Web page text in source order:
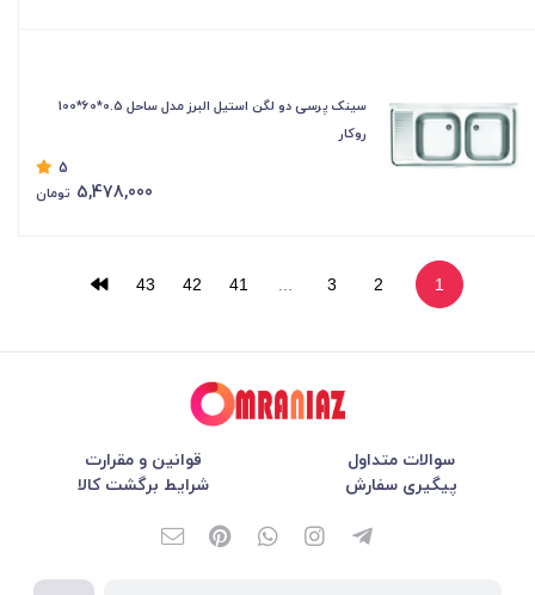
سینک پرسی دو لگن استیل البرز مدل ساحل 0.5*60*100
روکار
5
5,478,000 تومان
1
2
3
41
42
43
سوالات متداول
قوانین و مقرارت
پیگیری سفارش
شرایط برگشت کالا